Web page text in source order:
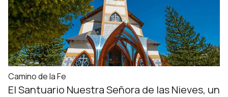
Camino de la Fe
El Santuario Nuestra Señora de las Nieves, un